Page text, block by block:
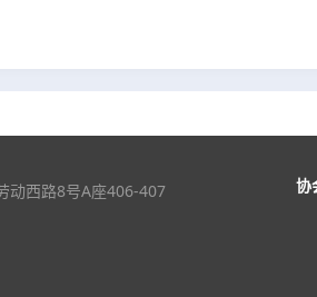
动西路8号A座406-407
协